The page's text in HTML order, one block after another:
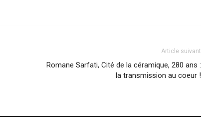
Article suivant
Romane Sarfati, Cité de la céramique, 280 ans :
la transmission au coeur !